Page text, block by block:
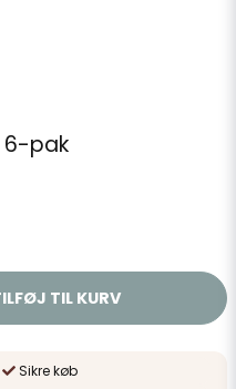
6-pak
TIL KURV
Sikre køb